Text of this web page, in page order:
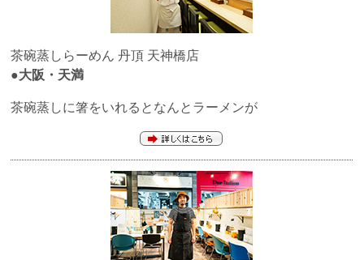
茶碗蒸しらーめん 丹頂 天神橋店
●大阪・天満
茶碗蒸しに箸をいれるとなんとラーメンが